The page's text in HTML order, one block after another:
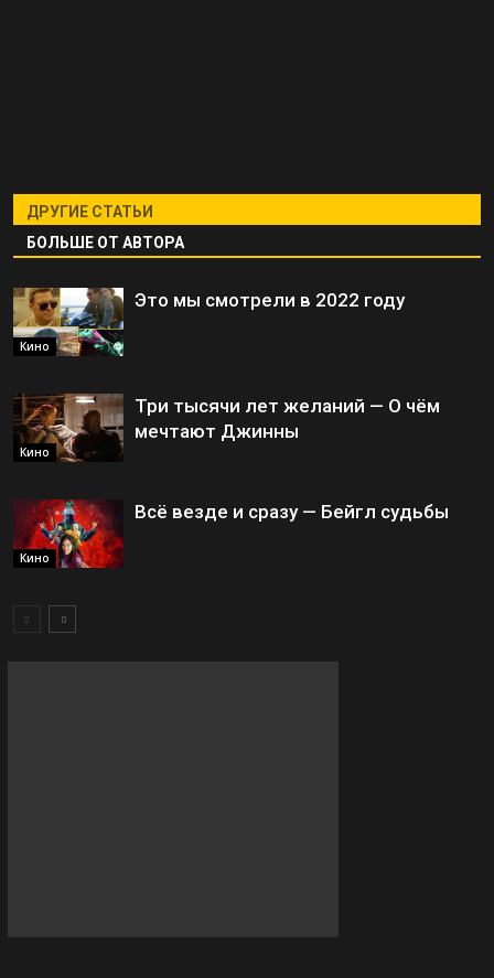
ДРУГИЕ СТАТЬИ
БОЛЬШЕ ОТ АВТОРА
Кино
Это мы смотрели в 2022 году
Кино
Три тысячи лет желаний — О чём
мечтают Джинны
Кино
Всё везде и сразу — Бейгл судьбы